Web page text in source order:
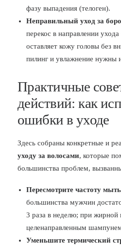
фазу выпадения (телоген).
Неправильный уход за
перекос в направлении
оставляет кожу головы без
пилинг и увлажнение нужны
Практичные
действий: как
ошибки в уходе
Здесь собраны конкретные и
уходу за волосами, которые
большинства проблем,
Пересмотрите частоту
большинства мужчин
3 раза в неделю; при жирной
целенаправленным
Уменьшите термический